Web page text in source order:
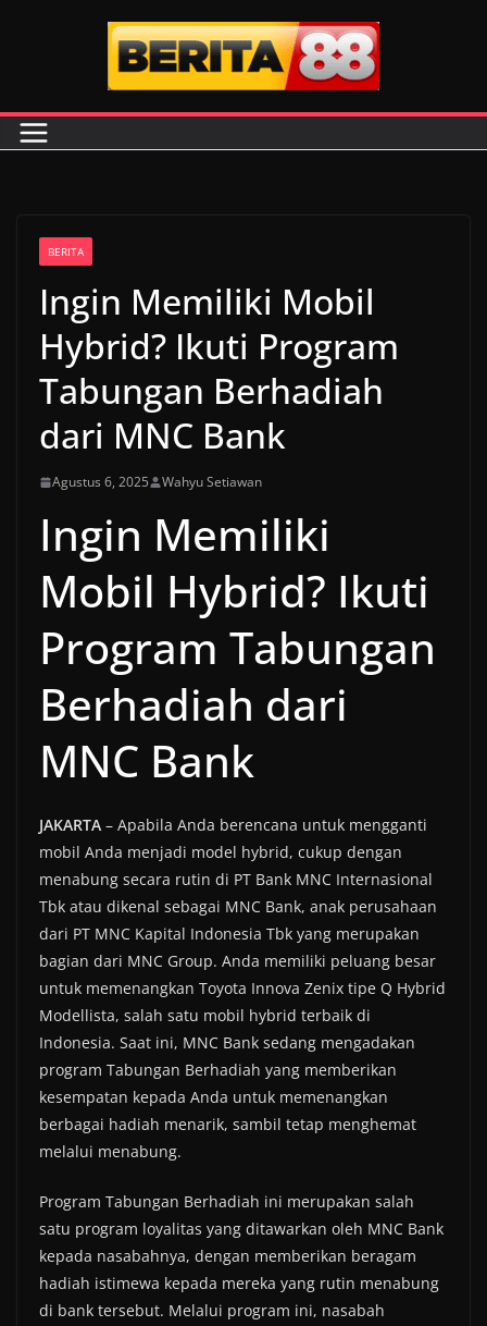
BERITA
Ingin Memiliki Mobil
Hybrid? Ikuti Program
Tabungan Berhadiah
dari MNC Bank
Agustus 6, 2025 Wahyu Setiawan
Ingin Memiliki
Mobil Hybrid? Ikuti
Program Tabungan
Berhadiah dari
MNC Bank
JAKARTA – Apabila Anda berencana untuk mengganti
mobil Anda menjadi model hybrid, cukup dengan
menabung secara rutin di PT Bank MNC Internasional
Tbk atau dikenal sebagai MNC Bank, anak perusahaan
dari PT MNC Kapital Indonesia Tbk yang merupakan
bagian dari MNC Group. Anda memiliki peluang besar
untuk memenangkan Toyota Innova Zenix tipe Q Hybrid
Modellista, salah satu mobil hybrid terbaik di
Indonesia. Saat ini, MNC Bank sedang mengadakan
program Tabungan Berhadiah yang memberikan
kesempatan kepada Anda untuk memenangkan
berbagai hadiah menarik, sambil tetap menghemat
melalui menabung.
Program Tabungan Berhadiah ini merupakan salah
satu program loyalitas yang ditawarkan oleh MNC Bank
kepada nasabahnya, dengan memberikan beragam
hadiah istimewa kepada mereka yang rutin menabung
di bank tersebut. Melalui program ini, nasabah